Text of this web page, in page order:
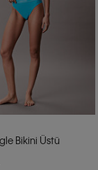
Bikini Üstü